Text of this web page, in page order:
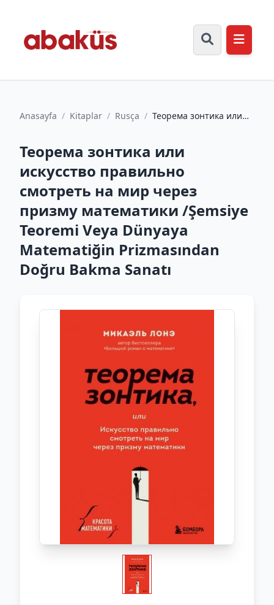
Anasayfa / Kitaplar / Rusça / Теорема зонтика или
при...
Теорема зонтика или
искусство правильно
смотреть на мир через
призму математики /Şemsiye
Teoremi Veya Dünyaya
Matematiğin Prizmasından
Doğru Bakma Sanatı